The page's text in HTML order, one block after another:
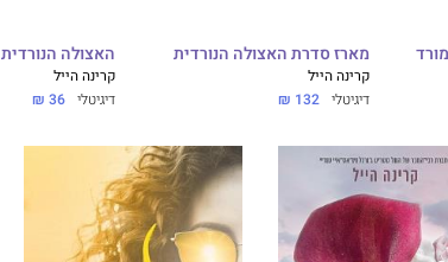
מארז סדרת האצולה הנורדית
קרינה הייל
דיגיטלי 132 ₪
האצולה הנורדית 3 - מלך נורדי
קרינה הייל
דיגיטלי 36 ₪